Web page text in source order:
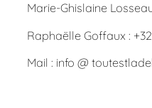
Marie-Ghislaine
Raphaëlle Goffaux :
Mail : info @